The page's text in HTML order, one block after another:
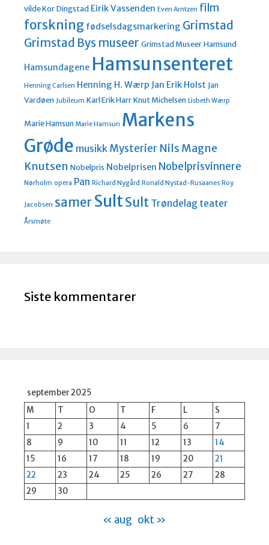
vilde KorDingstad Eirik Vassenden Even Arntzen film
forskning fødselsdagsmarkering Grimstad
Grimstad Bys museer Grimstad MuseerHamsund
Hamsundagene Hamsunsenteret
Henning Carlsen Henning H. Wærp Jan Erik Holst Jan
Vardøen Jubileum Karl Erik HarrKnut Michelsen Lisbeth Wærp
Marie Hamsun Marie Hamsun Markens
Grøde musikk Mysterier Nils Magne
Knutsen Nobelpris Nobelprisen Nobelprisvinnere
Nørholm opera Pan Richard Nygård Ronald Nystad-Rusaanes Roy
Jacobsen samerSultSult Trøndelag teater
Årsmøte
Siste kommentarer
september 2025
M
T O T F L
S
1
2 3 4 5 6
7
8
9 10 11 12 13
14
15
16 17 18 19 20
21
22
23 24 25 26 27
28
29
30
« aug okt »